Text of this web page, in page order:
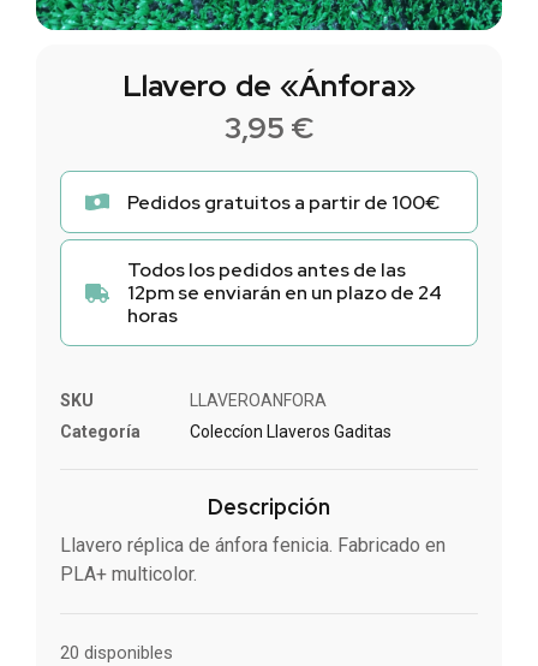
Llavero de «Ánfora»
3,95 €
Pedidos gratuitos a partir de 100€
Todos los pedidos antes de las
12pm se enviarán en un plazo de 24
horas
SKU
LLAVEROANFORA
Categoría
Coleccíon Llaveros Gaditas
Descripción
Llavero réplica de ánfora fenicia. Fabricado en
PLA+ multicolor.
20 disponibles